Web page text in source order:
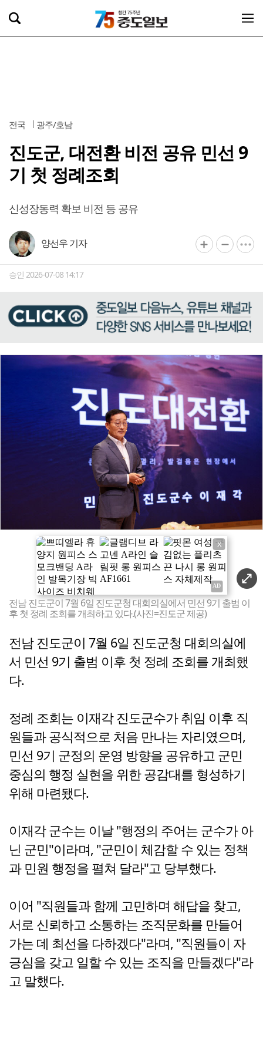
전국 광주/호남
진도군, 대전환 비전 공유 민선 9
기 첫 정례조회
신성장동력 확보 비전 등 공유
양선우 기자
승인 2026-07-08 14:17
X
전남 진도군이 7월 6일 진도군청 대회의실에서 민선 9기 출범 이
후 첫 정례 조회를 개최하고 있다.(사진=진도군 제공)
전남 진도군이 7월 6일 진도군청 대회의실에
서 민선 9기 출범 이후 첫 정례 조회를 개최했
다.
정례 조회는 이재각 진도군수가 취임 이후 직
원들과 공식적으로 처음 만나는 자리였으며,
민선 9기 군정의 운영 방향을 공유하고 군민
중심의 행정 실현을 위한 공감대를 형성하기
위해 마련됐다.
이재각 군수는 이날 "행정의 주어는 군수가 아
닌 군민"이라며, "군민이 체감할 수 있는 정책
과 민원 행정을 펼쳐 달라"고 당부했다.
이어 "직원들과 함께 고민하며 해답을 찾고,
서로 신뢰하고 소통하는 조직문화를 만들어
가는 데 최선을 다하겠다"라며, "직원들이 자
긍심을 갖고 일할 수 있는 조직을 만들겠다"라
고 말했다.